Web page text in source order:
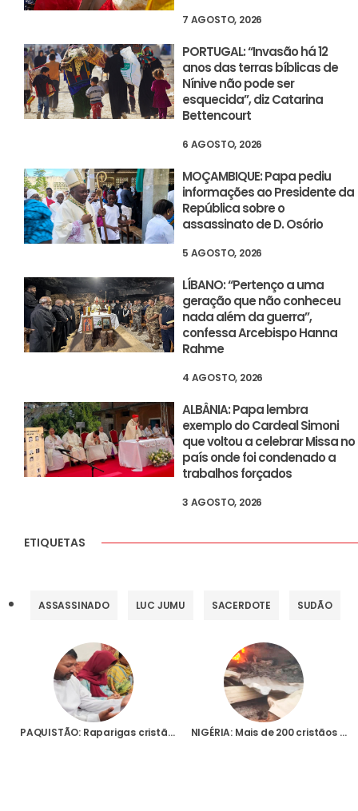
7 AGOSTO, 2026
PORTUGAL: “Invasão há 12
anos das terras bíblicas de
Nínive não pode ser
esquecida”, diz Catarina
Bettencourt
6 AGOSTO, 2026
MOÇAMBIQUE: Papa pediu
informações ao Presidente da
República sobre o
assassinato de D. Osório
5 AGOSTO, 2026
LÍBANO: “Pertenço a uma
geração que não conheceu
nada além da guerra”,
confessa Arcebispo Hanna
Rahme
4 AGOSTO, 2026
ALBÂNIA: Papa lembra
exemplo do Cardeal Simoni
que voltou a celebrar Missa no
país onde foi condenado a
trabalhos forçados
3 AGOSTO, 2026
ETIQUETAS
ASSASSINADO LUC JUMU SACERDOTE SUDÃO
PAQUISTÃO: Raparigas cristãs continuam a ser vítimas de abuso e discriminação, indica relatório de padre franciscano NIGÉRIA: Mais de 200 cristãos assassinados por militantes jihadistas num dos piores massacres na história do país